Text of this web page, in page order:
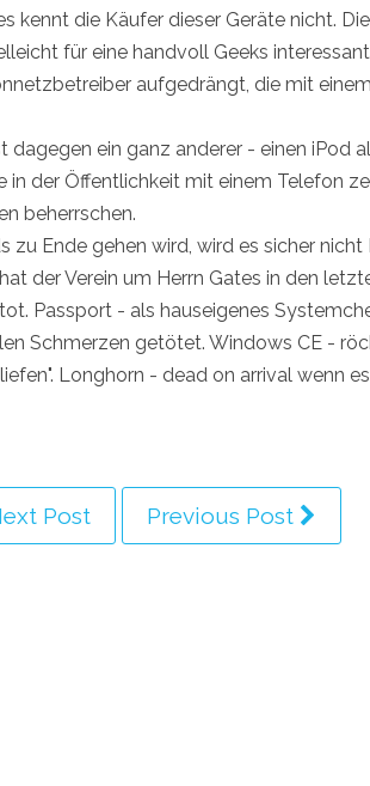
kennt die Käufer dieser Geräte nicht.
für eine handvoll Geeks
aufgedrängt, die mit
dagegen ein ganz anderer - einen iPod
in der Öffentlichkeit mit einem Telefon
beherrschen.
zu Ende gehen wird, wird es sicher
der Verein um Herrn Gates in den
Passport - als hauseigenes
Schmerzen getötet. Windows CE -
Longhorn - dead on arrival wenn
Post Previous Post